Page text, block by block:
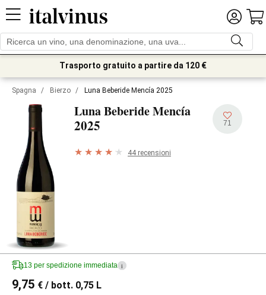
Trasporto gratuito a partire da 120 €
Spagna / Bierzo / Luna Beberide Mencía 2025
Luna Beberide Mencía
2025 71
44 recensioni
13 per spedizione immediata i
9,75 € / bott. 0,75 L